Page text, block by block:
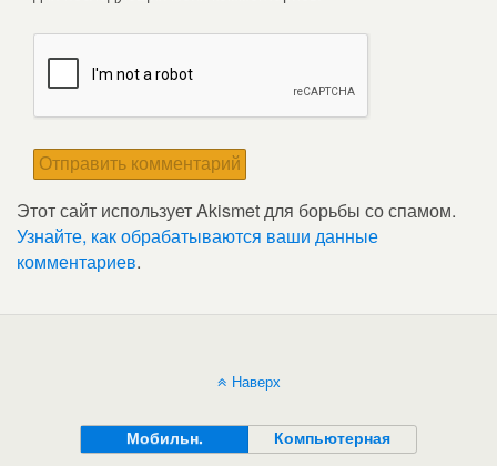
Этот сайт использует Akismet для борьбы со спамом.
Узнайте, как обрабатываются ваши данные
комментариев.
Наверх
Мобильн. Компьютерная